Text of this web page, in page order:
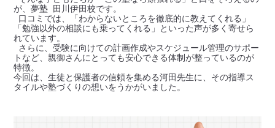
が、夢塾 田川伊田校です。
「勉強以外の相談にも乗ってくれる」といった声が多く寄せら
れています。
トなど、親御さんにとっても安心できる体制が整っているのが
特徴。
今回は、生徒と保護者の信頼を集める河田先生に、その指導ス